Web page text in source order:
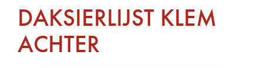
DAKSIERLIJST KLEM
ACHTER